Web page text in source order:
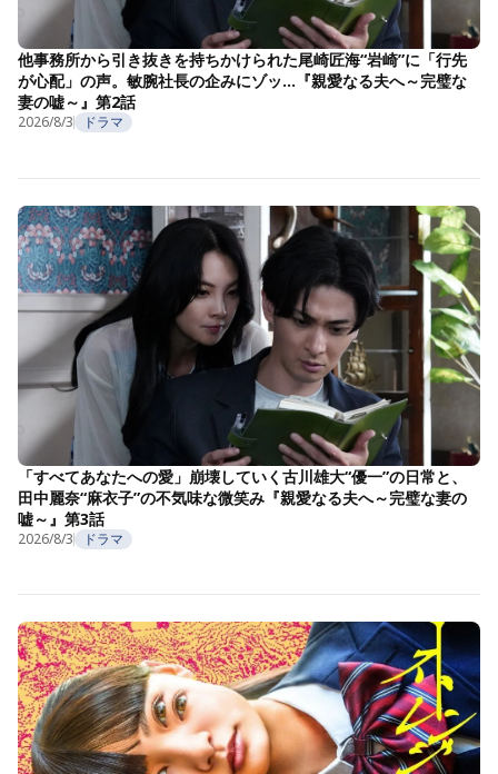
他事務所から引き抜きを持ちかけられた尾崎匠海“岩崎”に「行先
が心配」の声。敏腕社長の企みにゾッ…『親愛なる夫へ～完璧な
妻の嘘～』第2話
2026/8/3 ドラマ
「すべてあなたへの愛」崩壊していく古川雄大“優一”の日常と、
田中麗奈“麻衣子”の不気味な微笑み『親愛なる夫へ～完璧な妻の
嘘～』第3話
2026/8/3 ドラマ